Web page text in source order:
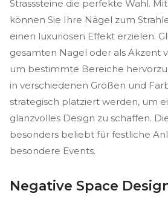
Strasssteine die perfekte Wahl.
können Sie Ihre Nägel zum
einen luxuriösen Effekt erzielen.
gesamten Nagel oder als Akzent
um bestimmte Bereiche
in verschiedenen Größen und
strategisch platziert werden, um
glanzvolles Design zu schaffen.
besonders beliebt für festliche
besondere Events.
Negative Space